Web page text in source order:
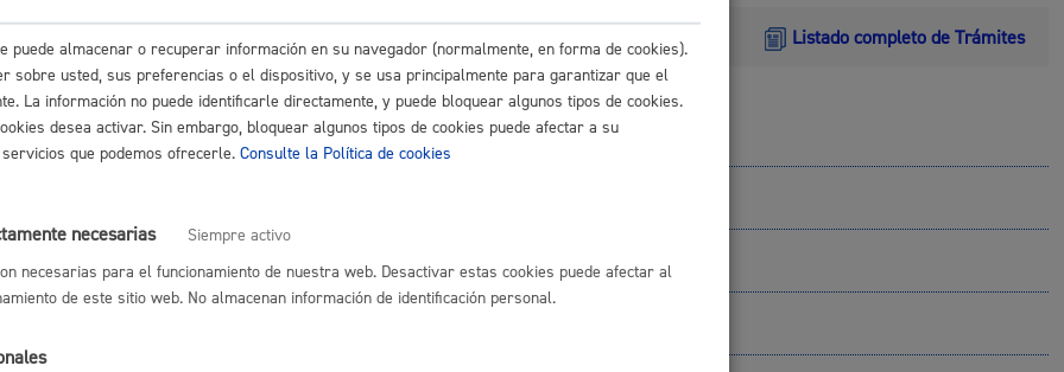
Impuestos y multas
Buscar Listado completo de Trámites
autorizaciones en vía pública
de ocupación y acceso
puede almacenar o recuperar información en su navegador (normalmente, en forma de cookies).
sobre usted, sus preferencias o el dispositivo, y se usa principalmente para garantizar que el
La información no puede identificarle directamente, y puede bloquear algunos tipos de cookies.
desea activar. Sin embargo, bloquear algunos tipos de cookies puede afectar a su
que podemos ofrecerle. Consulte la Política de cookies
necesarias
Siempre activo
necesarias para el funcionamiento de nuestra web. Desactivar estas cookies puede afectar al
de este sitio web. No almacenan información de identificación personal.